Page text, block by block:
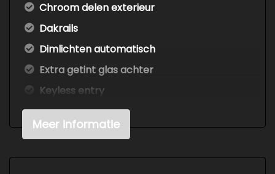
Chroom delen exterieur
Dakrails
Dimlichten automatisch
Extra getint glas achter
Keyless entry
Led achterlichten
Led dagrijverlichting
Meer informatie